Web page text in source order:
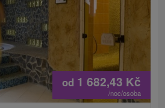
od 1 682,43 Kč
/noc/osoba